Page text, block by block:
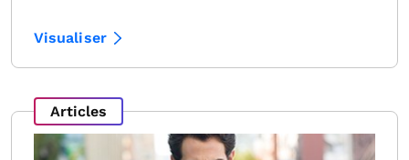
Visualiser
Articles